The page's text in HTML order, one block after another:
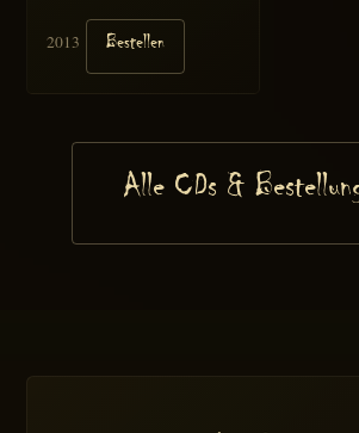
2013 Bestellen
Alle CDs &